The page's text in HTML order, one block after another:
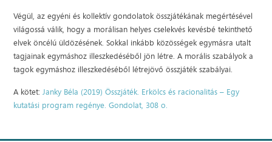
Végül, az egyéni és kollektív gondolatok összjátékának megértésével
világossá válik, hogy a morálisan helyes cselekvés kevésbé tekinthető
elvek öncélú üldözésének. Sokkal inkább közösségek egymásra utalt
tagjainak egymáshoz illeszkedéséből jön létre. A morális szabályok a
tagok egymáshoz illeszkedéséből létrejövő összjáték szabályai.
A kötet:Janky Béla (2019) Összjáték. Erkölcs és racionalitás – Egy
kutatási program regénye. Gondolat, 308 o.